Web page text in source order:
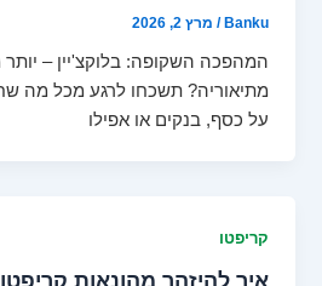
Banku
/ מרץ 2, 2026
המהפכה השקופה: בלוקצ'יין –
מתיאוריה? תשכחו לרגע מכל מה
על כסף, בנקים או אפילו
קריפטו
איך להיזהר מהונאות